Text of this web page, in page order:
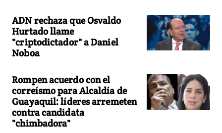
ADN rechaza que Osvaldo
Hurtado llame
"criptodictador" a Daniel
Noboa
Rompen acuerdo con el
correísmo para Alcaldía de
Guayaquil: líderes arremeten
contra candidata
"chimbadora"